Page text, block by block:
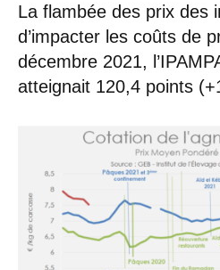
La flambée des prix des
d’impacter les coûts de
décembre 2021,
atteignait 120,4 points